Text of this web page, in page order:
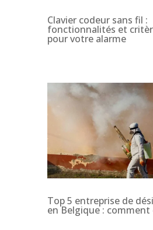
Clavier codeur sans fil :
fonctionnalités et
pour votre alarme
Top 5 entreprise de
en Belgique : comment